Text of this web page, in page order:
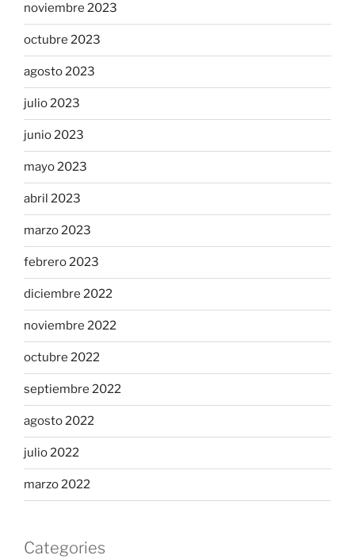
noviembre 2023
octubre 2023
agosto 2023
julio 2023
junio 2023
mayo 2023
abril 2023
marzo 2023
febrero 2023
diciembre 2022
noviembre 2022
octubre 2022
septiembre 2022
agosto 2022
julio 2022
marzo 2022
Categories